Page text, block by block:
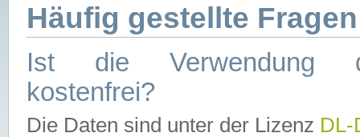
Häufig gestellte
Ist die Verwendung
kostenfrei?
Die Daten sind unter der Lizenz